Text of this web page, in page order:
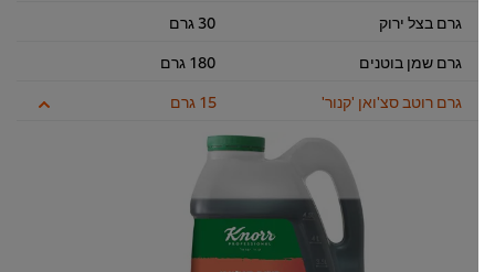
גרם בצל ירוק
30 גרם
גרם שמן בוטנים
180 גרם
גרם רוטב סצ'ואן 'קנור'
15 גרם